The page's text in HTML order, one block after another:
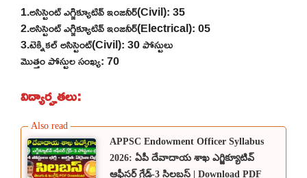
1.అసిస్టెంట్ ఎగ్జిక్యూటివ్ ఇంజనీర్(Civil): 35
2.అసిస్టెంట్ ఎగ్జిక్యూటివ్ ఇంజనీర్(Electrical): 05
3.టెక్నికల్ అసిస్టెంట్(Civil): 30 పోస్టులు
మొత్తం పోస్టుల సంఖ్య: 70
విద్యార్హతలు:
APPSC Endowment Officer Syllabus
2026: ఏపీ దేవాదాయ శాఖ ఎగ్జిక్యూటివ్
ఆఫీసర్ గ్రేడ్-3 సిలబస్ | Download PDF